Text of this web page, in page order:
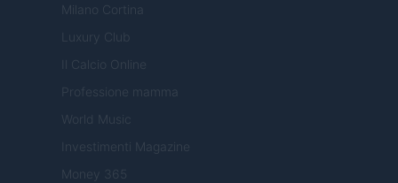
Milano Cortina
Luxury Club
Il Calcio Online
Professione mamma
World Music
Investimenti Magazine
Money 365